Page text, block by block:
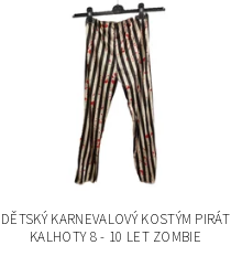
DĚTSKÝ KARNEVALOVÝ KOSTÝM PIRÁT
KALHOTY 8 - 10 LET ZOMBIE